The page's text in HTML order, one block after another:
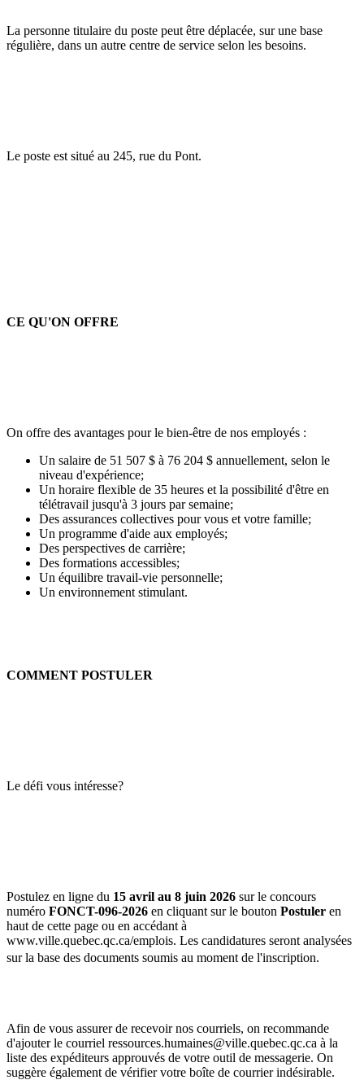
La personne titulaire du poste peut être déplacée, sur une base
régulière, dans un autre centre de service selon les besoins.
Le poste est situé au 245, rue du Pont.
CE QU'ON OFFRE
On offre des avantages pour le bien-être de nos employés :
Un salaire de 51 507 $ à 76 204 $ annuellement, selon le
niveau d'expérience;
Un horaire flexible de 35 heures et la possibilité d'être en
télétravail jusqu'à 3 jours par semaine;
Des assurances collectives pour vous et votre famille;
Un programme d'aide aux employés;
Des perspectives de carrière;
Des formations accessibles;
Un équilibre travail-vie personnelle;
Un environnement stimulant.
COMMENT POSTULER
Le défi vous intéresse?
Postulez en ligne du 15 avril au 8 juin 2026 sur le concours
numéro FONCT-096-2026 en cliquant sur le bouton Postuler en
haut de cette page ou en accédant à
www.ville.quebec.qc.ca/emplois. Les candidatures seront analysées
sur la base des documents soumis au moment de l'inscription.
Afin de vous assurer de recevoir nos courriels, on recommande
d'ajouter le courriel ressources.humaines@ville.quebec.qc.ca à la
liste des expéditeurs approuvés de votre outil de messagerie. On
suggère également de vérifier votre boîte de courrier indésirable.